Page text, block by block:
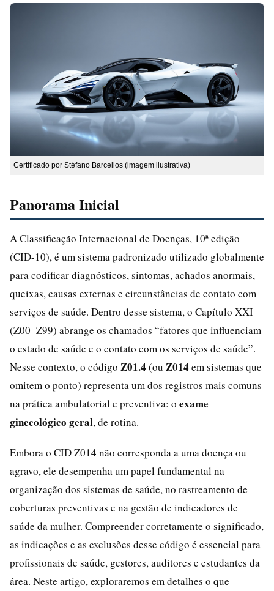
Certificado por Stéfano Barcellos (imagem ilustrativa)
Panorama Inicial
A Classificação Internacional de Doenças, 10ª edição
(CID-10), é um sistema padronizado utilizado globalmente
para codificar diagnósticos, sintomas, achados anormais,
queixas, causas externas e circunstâncias de contato com
serviços de saúde. Dentro desse sistema, o Capítulo XXI
(Z00–Z99) abrange os chamados “fatores que influenciam
o estado de saúde e o contato com os serviços de saúde”.
Nesse contexto, o código Z01.4 (ou Z014 em sistemas que
omitem o ponto) representa um dos registros mais comuns
na prática ambulatorial e preventiva: o exame
ginecológico geral, de rotina.
Embora o CID Z014 não corresponda a uma doença ou
agravo, ele desempenha um papel fundamental na
organização dos sistemas de saúde, no rastreamento de
coberturas preventivas e na gestão de indicadores de
saúde da mulher. Compreender corretamente o significado,
as indicações e as exclusões desse código é essencial para
profissionais de saúde, gestores, auditores e estudantes da
área. Neste artigo, exploraremos em detalhes o que